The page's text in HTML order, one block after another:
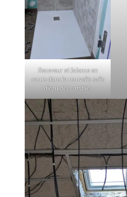
Receveur et faïence en
cours dans la nouvelle salle
d’eau des combles